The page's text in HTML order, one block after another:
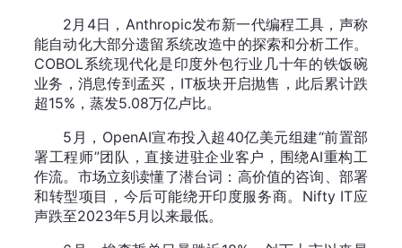
2月4日，Anthropic发布新一代编程工具，声称
能自动化大部分遗留系统改造中的探索和分析工作。
COBOL系统现代化是印度外包行业几十年的铁饭碗
业务，消息传到孟买，IT板块开启抛售，此后累计跌
超15%，蒸发5.08万亿卢比。
5月，OpenAI宣布投入超40亿美元组建“前置部
署工程师”团队，直接进驻企业客户，围绕AI重构工
作流。市场立刻读懂了潜台词：高价值的咨询、部署
和转型项目，今后可能绕开印度服务商。Nifty IT应
声跌至2023年5月以来最低。